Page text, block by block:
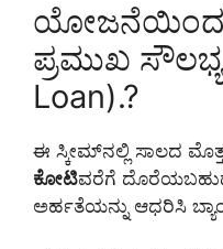
ಯೋಜನೆಯಿಂದ
ಪ್ರಮುಖ
Loan).?
ಈ ಸ್ಕೀಮ್‌ನಲ್ಲಿ ಸಾಲದ
ಕೋಟಿವರೆಗೆ
ಅರ್ಹತೆಯನ್ನು ಆಧರಿಸಿ